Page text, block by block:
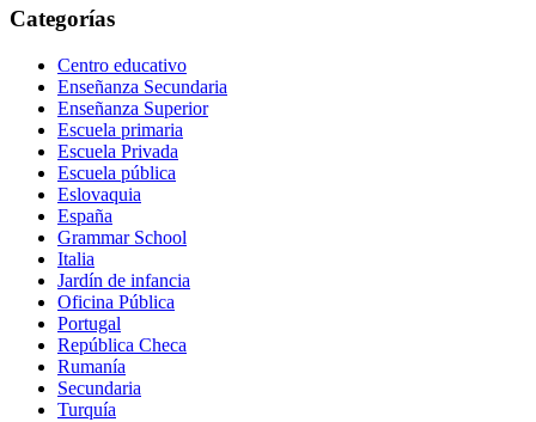
Categorías
Centro educativo
Enseñanza Secundaria
Enseñanza Superior
Escuela primaria
Escuela Privada
Escuela pública
Eslovaquia
España
Grammar School
Italia
Jardín de infancia
Oficina Pública
Portugal
República Checa
Rumanía
Secundaria
Turquía